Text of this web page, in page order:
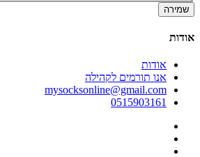
שמירה
אודות
אודות
אנו תורמים לקהילה
mysocksonline@gmail.com
0515903161